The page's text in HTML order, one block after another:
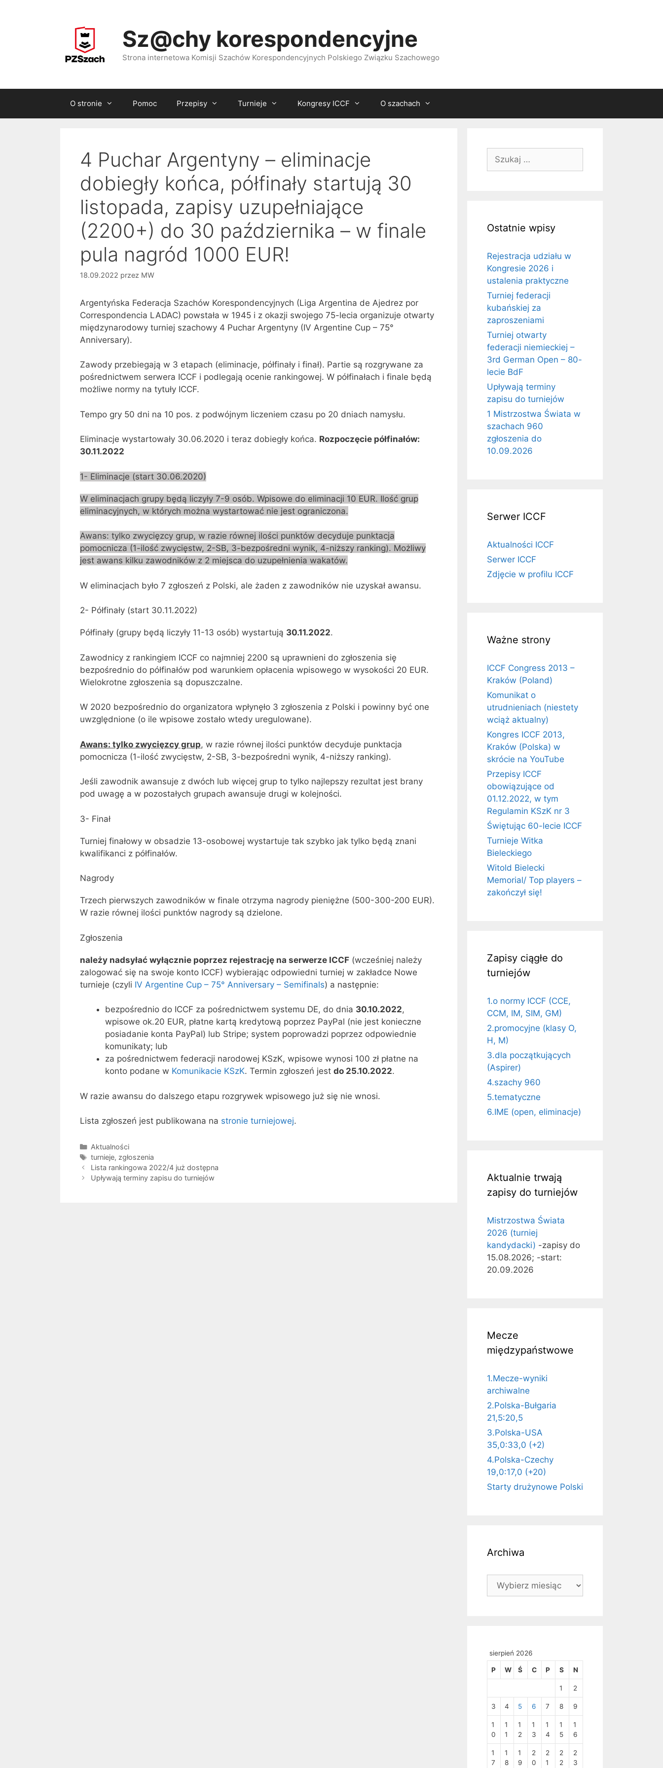
Sz@chy korespondencyjne
Strona internetowa Komisji Szachów Korespondencyjnych Polskiego Związku Szachowego
O stronie Pomoc Przepisy Turnieje Kongresy ICCF O szachach
4 Puchar Argentyny – eliminacje
dobiegły końca, półfinały startują 30
listopada, zapisy uzupełniające
(2200+) do 30 października – w finale
pula nagród 1000 EUR!
18.09.2022 przez MW
Argentyńska Federacja Szachów Korespondencyjnych (Liga Argentina de Ajedrez por
Correspondencia LADAC) powstała w 1945 i z okazji swojego 75-lecia organizuje otwarty
międzynarodowy turniej szachowy 4 Puchar Argentyny (IV Argentine Cup – 75°
Anniversary).
Zawody przebiegają w 3 etapach (eliminacje, półfinały i finał). Partie są rozgrywane za
pośrednictwem serwera ICCF i podlegają ocenie rankingowej. W półfinałach i finale będą
możliwe normy na tytuły ICCF.
Tempo gry 50 dni na 10 pos. z podwójnym liczeniem czasu po 20 dniach namysłu.
Eliminacje wystartowały 30.06.2020 i teraz dobiegły końca. Rozpoczęcie półfinałów:
30.11.2022
1- Eliminacje (start 30.06.2020)
W eliminacjach grupy będą liczyły 7-9 osób. Wpisowe do eliminacji 10 EUR. Ilość grup
eliminacyjnych, w których można wystartować nie jest ograniczona.
Awans: tylko zwycięzcy grup, w razie równej ilości punktów decyduje punktacja
pomocnicza (1-ilość zwycięstw, 2-SB, 3-bezpośredni wynik, 4-niższy ranking). Możliwy
jest awans kilku zawodników z 2 miejsca do uzupełnienia wakatów.
W eliminacjach było 7 zgłoszeń z Polski, ale żaden z zawodników nie uzyskał awansu.
2- Półfinały (start 30.11.2022)
Półfinały (grupy będą liczyły 11-13 osób) wystartują 30.11.2022.
Zawodnicy z rankingiem ICCF co najmniej 2200 są uprawnieni do zgłoszenia się
bezpośrednio do półfinałów pod warunkiem opłacenia wpisowego w wysokości 20 EUR.
Wielokrotne zgłoszenia są dopuszczalne.
W 2020 bezpośrednio do organizatora wpłynęło 3 zgłoszenia z Polski i powinny być one
uwzględnione (o ile wpisowe zostało wtedy uregulowane).
Awans: tylko zwycięzcy grup, w razie równej ilości punktów decyduje punktacja
pomocnicza (1-ilość zwycięstw, 2-SB, 3-bezpośredni wynik, 4-niższy ranking).
Jeśli zawodnik awansuje z dwóch lub więcej grup to tylko najlepszy rezultat jest brany
pod uwagę a w pozostałych grupach awansuje drugi w kolejności.
3- Finał
Turniej finałowy w obsadzie 13-osobowej wystartuje tak szybko jak tylko będą znani
kwalifikanci z półfinałów.
Nagrody
Trzech pierwszych zawodników w finale otrzyma nagrody pieniężne (500-300-200 EUR).
W razie równej ilości punktów nagrody są dzielone.
Zgłoszenia
należy nadsyłać wyłącznie poprzez rejestrację na serwerze ICCF (wcześniej należy
zalogować się na swoje konto ICCF) wybierając odpowiedni turniej w zakładce Nowe
turnieje (czyli IV Argentine Cup – 75° Anniversary – Semifinals) a następnie:
bezpośrednio do ICCF za pośrednictwem systemu DE, do dnia 30.10.2022,
wpisowe ok.20 EUR, płatne kartą kredytową poprzez PayPal (nie jest konieczne
posiadanie konta PayPal) lub Stripe; system poprowadzi poprzez odpowiednie
komunikaty; lub
za pośrednictwem federacji narodowej KSzK, wpisowe wynosi 100 zł płatne na
konto podane w Komunikacie KSzK. Termin zgłoszeń jest do 25.10.2022.
W razie awansu do dalszego etapu rozgrywek wpisowego już się nie wnosi.
Lista zgłoszeń jest publikowana na stronie turniejowej.
Kategorie
Aktualności
Tagi
turnieje, zgłoszenia
Lista rankingowa 2022/4 już dostępna
Upływają terminy zapisu do turniejów
Ostatnie wpisy
Rejestracja udziału w
Kongresie 2026 i
ustalenia praktyczne
Turniej federacji
kubańskiej za
zaproszeniami
Turniej otwarty
federacji niemieckiej –
3rd German Open – 80-
lecie BdF
Upływają terminy
zapisu do turniejów
1 Mistrzostwa Świata w
szachach 960
zgłoszenia do
10.09.2026
Serwer ICCF
Aktualności ICCF
Serwer ICCF
Zdjęcie w profilu ICCF
Ważne strony
ICCF Congress 2013 –
Kraków (Poland)
Komunikat o
utrudnieniach (niestety
wciąż aktualny)
Kongres ICCF 2013,
Kraków (Polska) w
skrócie na YouTube
Przepisy ICCF
obowiązujące od
01.12.2022, w tym
Regulamin KSzK nr 3
Świętując 60-lecie ICCF
Turnieje Witka
Bieleckiego
Witold Bielecki
Memorial/ Top players –
zakończył się!
Zapisy ciągłe do
turniejów
1.o normy ICCF (CCE,
CCM, IM, SIM, GM)
2.promocyjne (klasy O,
H, M)
3.dla początkujących
(Aspirer)
4.szachy 960
5.tematyczne
6.IME (open, eliminacje)
Aktualnie trwają
zapisy do turniejów
Mistrzostwa Świata
2026 (turniej
kandydacki) -zapisy do
15.08.2026; -start:
20.09.2026
Mecze
międzypaństwowe
1.Mecze-wyniki
archiwalne
2.Polska-Bułgaria
21,5:20,5
3.Polska-USA
35,0:33,0 (+2)
4.Polska-Czechy
19,0:17,0 (+20)
Starty drużynowe Polski
Archiwa
Archiwa
sierpień 2026
P W Ś C P S N
1 2
3 4 5 6 7 8 9
1
0
1
1
1
2
1
3
1
4
1
5
1
6
1
7
1
8
1
9
2
0
2
1
2
2
2
3